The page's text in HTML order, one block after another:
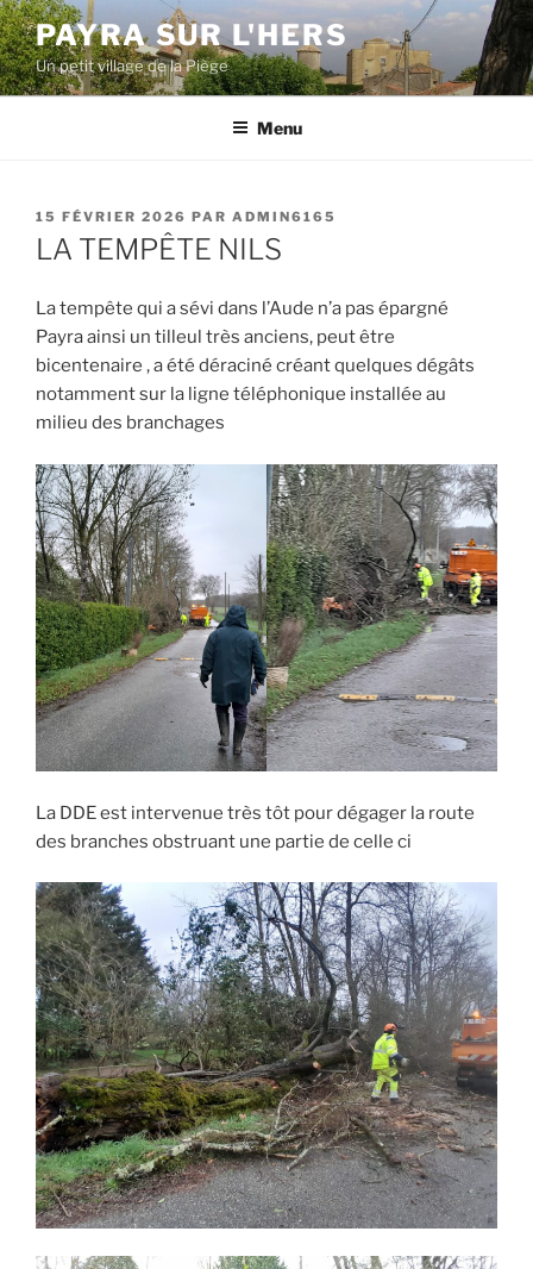
Aller
au
contenu
principal
PAYRA SUR L'HERS
Un petit village de la Piège
Menu
PUBLIÉ
LE
15 FÉVRIER 2026 PAR ADMIN6165
LA TEMPÊTE NILS
La tempête qui a sévi dans l’Aude n’a pas épargné
Payra ainsi un tilleul très anciens, peut être
bicentenaire , a été déraciné créant quelques dégâts
notamment sur la ligne téléphonique installée au
milieu des branchages
La DDE est intervenue très tôt pour dégager la route
des branches obstruant une partie de celle ci